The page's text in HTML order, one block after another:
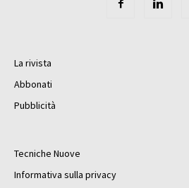
La rivista
Abbonati
Pubblicità
Tecniche Nuove
Informativa sulla privacy